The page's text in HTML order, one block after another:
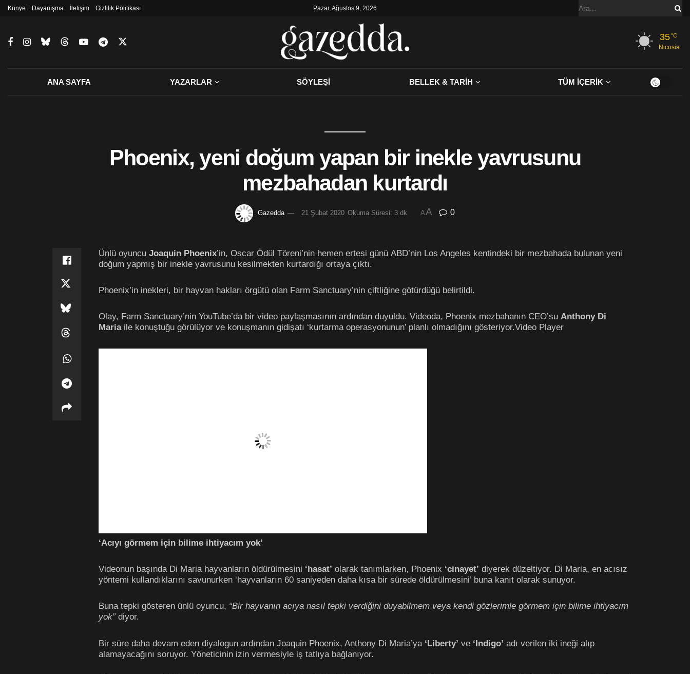
Künye Dayanışma İletişim Gizlilik Politikası Pazar, Ağustos 9, 2026
35°C
Nicosia
ANA SAYFA YAZARLAR SÖYLEŞİ BELLEK & TARİH TÜM İÇERİK
Phoenix, yeni doğum yapan bir inekle yavrusunu
mezbahadan kurtardı
Gazedda 21 Şubat 2020 Okuma Süresi: 3 dk AA 0
Ünlü oyuncu Joaquin Phoenix’in, Oscar Ödül Töreni’nin hemen ertesi günü ABD’nin Los Angeles kentindeki bir mezbahada bulunan yeni
doğum yapmış bir inekle yavrusunu kesilmekten kurtardığı ortaya çıktı.
Phoenix’in inekleri, bir hayvan hakları örgütü olan Farm Sanctuary’nin çiftliğine götürdüğü belirtildi.
Olay, Farm Sanctuary’nin YouTube’da bir video paylaşmasının ardından duyuldu. Videoda, Phoenix mezbahanın CEO’su Anthony Di
Mariaile konuştuğu görülüyor ve konuşmanın gidişatı ‘kurtarma operasyonunun’ planlı olmadığını gösteriyor.Video Player
‘Acıyı görmem için bilime ihtiyacım yok’
Videonun başında Di Maria hayvanların öldürülmesini ‘hasat’ olarak tanımlarken, Phoenix ‘cinayet’ diyerek düzeltiyor. Di Maria, en acısız
yöntemi kullandıklarını savunurken ‘hayvanların 60 saniyeden daha kısa bir sürede öldürülmesini’ buna kanıt olarak sunuyor.
Buna tepki gösteren ünlü oyuncu, “Bir hayvanın acıya nasıl tepki verdiğini duyabilmem veya kendi gözlerimle görmem için bilime ihtiyacım
yok”diyor.
Bir süre daha devam eden diyalogun ardından Joaquin Phoenix, Anthony Di Maria’ya ‘Liberty’ ve ‘Indigo’ adı verilen iki ineği alıp
alamayacağını soruyor. Yöneticinin izin vermesiyle iş tatlıya bağlanıyor.